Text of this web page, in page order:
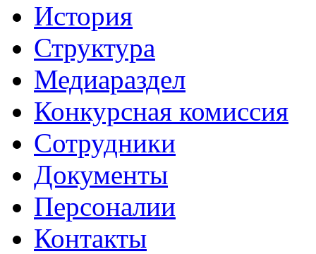
История
Структура
Медиараздел
Конкурсная комиссия
Сотрудники
Документы
Персоналии
Контакты